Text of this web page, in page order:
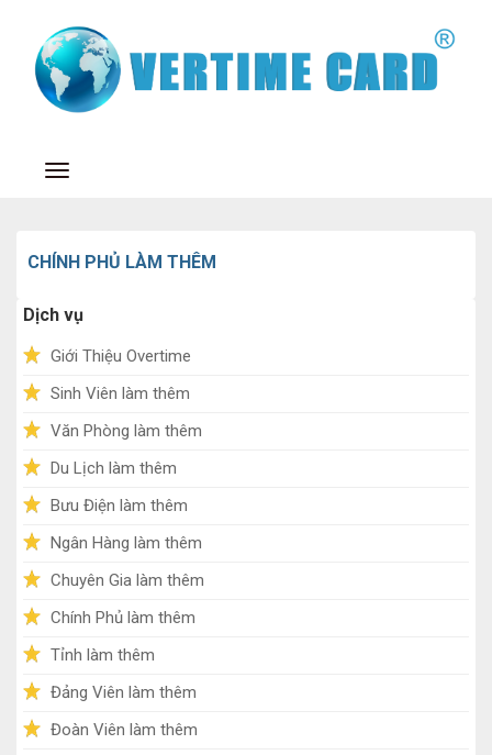
Toggle navigation
CHÍNH PHỦ LÀM THÊM
Dịch vụ
Giới Thiệu Overtime
Sinh Viên làm thêm
Văn Phòng làm thêm
Du Lịch làm thêm
Bưu Điện làm thêm
Ngân Hàng làm thêm
Chuyên Gia làm thêm
Chính Phủ làm thêm
Tỉnh làm thêm
Đảng Viên làm thêm
Đoàn Viên làm thêm